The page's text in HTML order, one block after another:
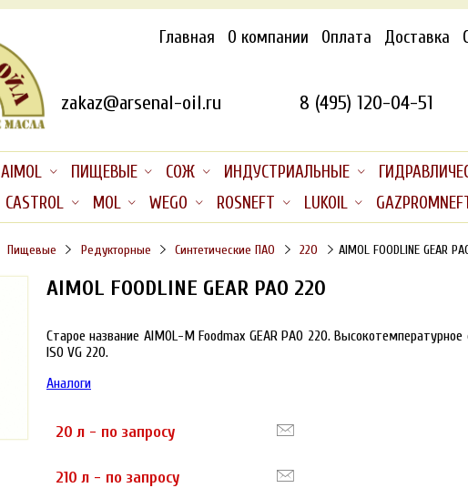
Главная О компании Оплата Доставка
zakaz@arsenal-oil.ru 8 (495) 120-04-51
AIMOL ПИЩЕВЫЕ СОЖ ИНДУСТРИАЛЬНЫЕ
CASTROL MOL WEGO ROSNEFT LUKOIL
Пищевые Редукторные Синтетические ПАО 220 AIMOL FOODLINE GEAR
AIMOL FOODLINE GEAR PAO 220
Старое название AIMOL-M Foodmax GEAR PAO 220.
ISO VG 220.
Аналоги
20 л - по запросу
210 л - по запросу